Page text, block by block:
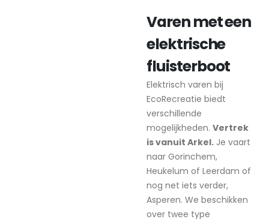
Varen met een
elektrische
fluisterboot
Elektrisch varen bij
EcoRecreatie biedt
verschillende
mogelijkheden. Vertrek
is vanuit Arkel. Je vaart
naar Gorinchem,
Heukelum of Leerdam of
nog net iets verder,
Asperen. We beschikken
over twee type